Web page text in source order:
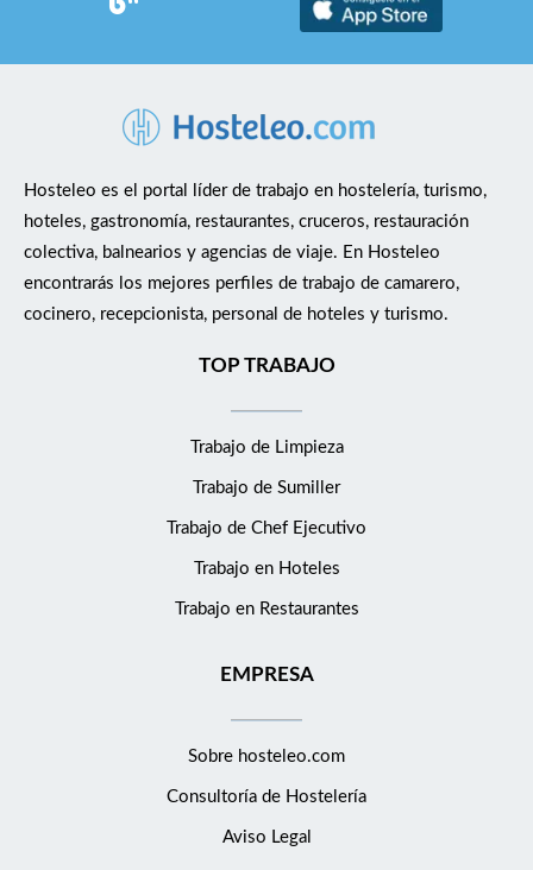
Hosteleo es el portal líder de trabajo en hostelería, turismo,
hoteles, gastronomía, restaurantes, cruceros, restauración
colectiva, balnearios y agencias de viaje. En Hosteleo
encontrarás los mejores perfiles de trabajo de camarero,
cocinero, recepcionista, personal de hoteles y turismo.
TOP TRABAJO
Trabajo de Limpieza
Trabajo de Sumiller
Trabajo de Chef Ejecutivo
Trabajo en Hoteles
Trabajo en Restaurantes
EMPRESA
Sobre hosteleo.com
Consultoría de Hostelería
Aviso Legal